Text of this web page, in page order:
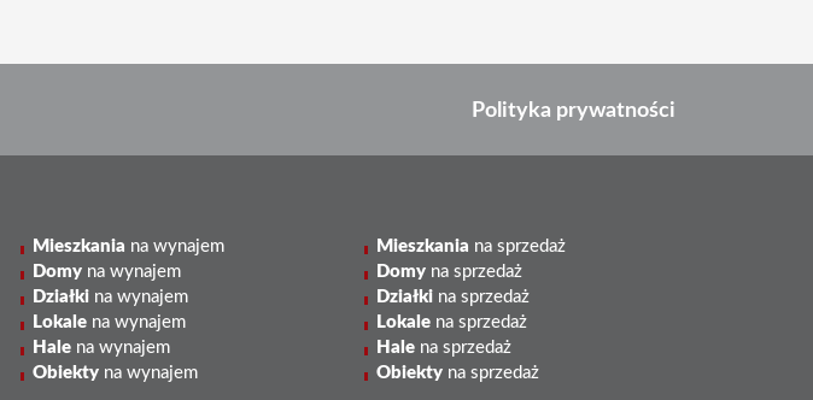
Polityka prywatności
Mieszkania na wynajem
Domy na wynajem
Działki na wynajem
Lokale na wynajem
Hale na wynajem
Obiekty na wynajem
Mieszkania na sprzedaż
Domy na sprzedaż
Działki na sprzedaż
Lokale na sprzedaż
Hale na sprzedaż
Obiekty na sprzedaż